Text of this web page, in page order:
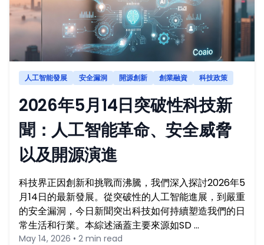
人工智能發展 安全漏洞 開源創新 創業融資 科技政策
2026年5月14日突破性科技新
聞：人工智能革命、安全威脅
以及開源演進
科技界正因創新和挑戰而沸騰，我們深入探討2026年5
月14日的最新發展。從突破性的人工智能進展，到嚴重
的安全漏洞，今日新聞突出科技如何持續塑造我們的日
常生活和行業。本綜述涵蓋主要來源如SD …
May 14, 2026 • 2 min read